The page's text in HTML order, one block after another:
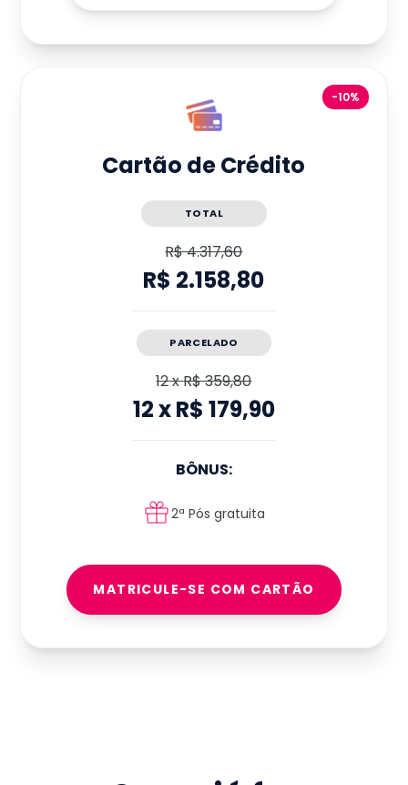
-10%
Cartão de Crédito
TOTAL
R$ 4.317,60
R$ 2.158,80
PARCELADO
12xR$ 359,80
12xR$ 179,90
BÔNUS:
2ª Pós gratuita
MATRICULE-SE COM CARTÃO